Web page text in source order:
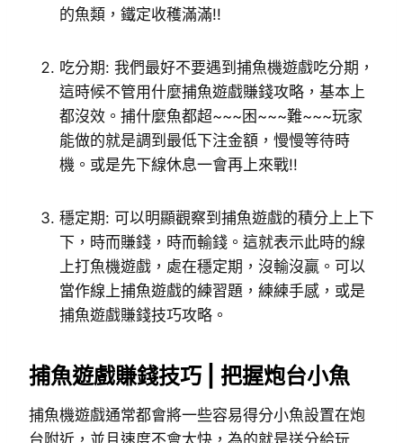
的魚類，鐵定收穫滿滿!!
吃分期: 我們最好不要遇到捕魚機遊戲吃分期，
這時候不管用什麼捕魚遊戲賺錢攻略，基本上
都沒效。捕什麼魚都超~~~困~~~難~~~玩家
能做的就是調到最低下注金額，慢慢等待時
機。或是先下線休息一會再上來戰!!
穩定期: 可以明顯觀察到捕魚遊戲的積分上上下
下，時而賺錢，時而輸錢。這就表示此時的線
上打魚機遊戲，處在穩定期，沒輸沒贏。可以
當作線上捕魚遊戲的練習題，練練手感，或是
捕魚遊戲賺錢技巧攻略。
捕魚遊戲賺錢技巧 | 把握炮台小魚
捕魚機遊戲通常都會將一些容易得分小魚設置在炮
台附近，並且速度不會太快，為的就是送分給玩